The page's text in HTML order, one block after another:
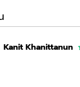
Kanit Khanittanun